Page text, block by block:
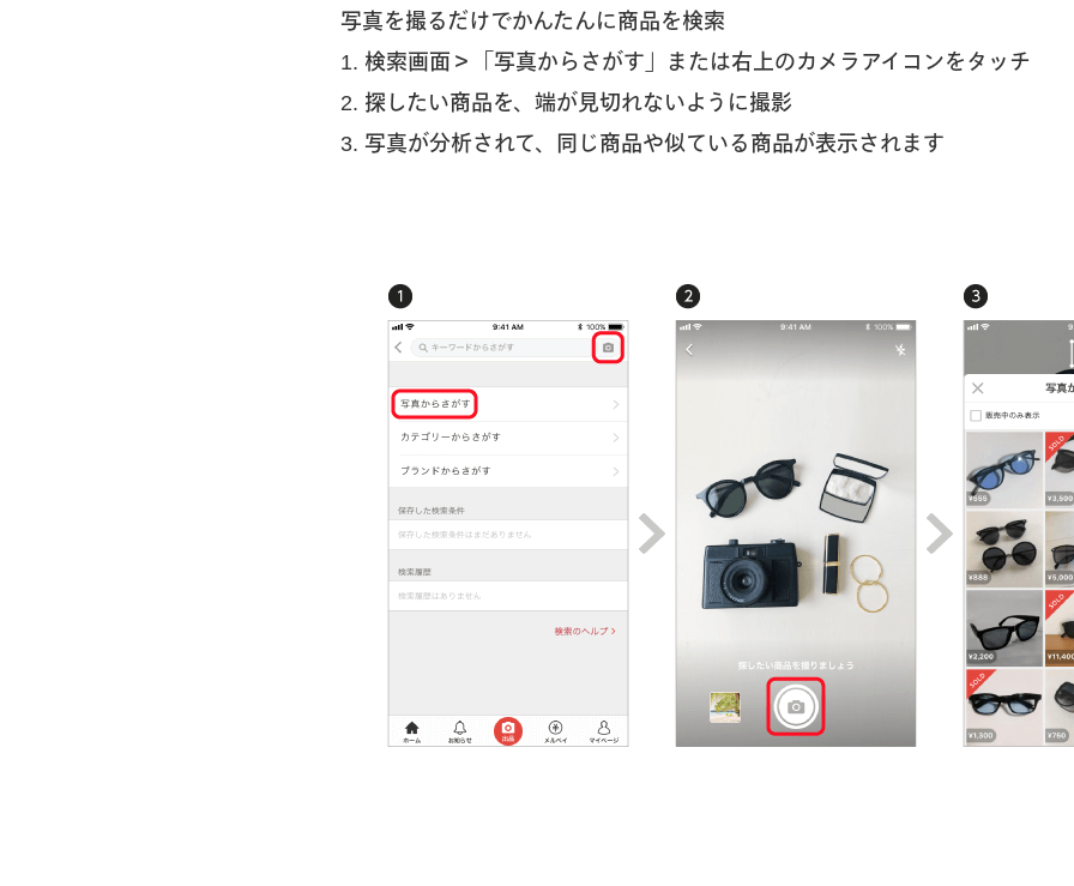
写真を撮るだけでかんたんに商品を検索
1. 検索画面＞「写真からさがす」または右上のカメラアイコンをタッチ
2. 探したい商品を、端が見切れないように撮影
3. 写真が分析されて、同じ商品や似ている商品が表示されます